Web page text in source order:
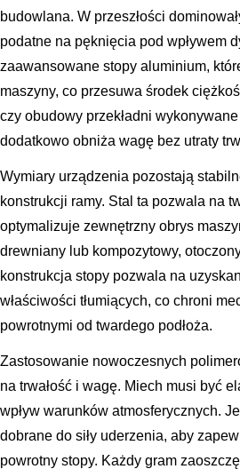
budowlana. W przeszłości
podatne na pęknięcia pod wpływem
zaawansowane stopy aluminium,
maszyny, co przesuwa środek
czy obudowy przekładni
dodatkowo obniża wagę bez utraty
Wymiary urządzenia pozostają
konstrukcji ramy. Stal ta pozwala na
optymalizuje zewnętrzny obrys
drewniany lub kompozytowy,
konstrukcja stopy pozwala na
właściwości tłumiących, co chroni
powrotnymi od twardego podłoża.
Zastosowanie nowoczesnych
na trwałość i wagę. Miech musi być
wpływ warunków atmosferycznych.
dobrane do siły uderzenia, aby
powrotny stopy. Każdy gram